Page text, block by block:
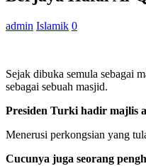
admin Islamik 0
Sejak dibuka semula sebagai
sebagai sebuah masjid.
Presiden Turki hadir majlis
Menerusi perkongsian yang
Cucunya juga seorang